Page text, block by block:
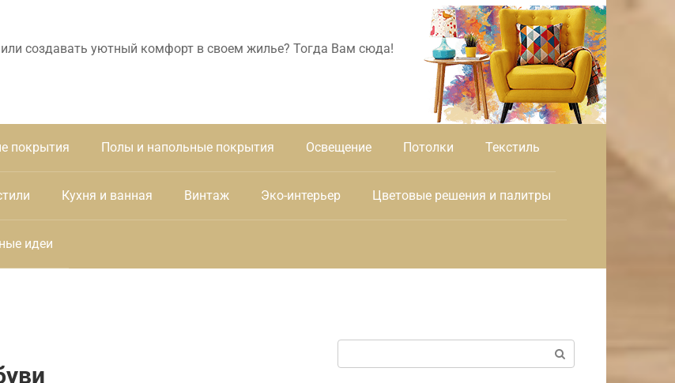
создавать уютный комфорт в своем жилье? Тогда Вам сюда!
покрытия Полы и напольные покрытия Освещение Потолки Текстиль
Кухня и ванная Винтаж Эко-интерьер Цветовые решения и палитры
идеи